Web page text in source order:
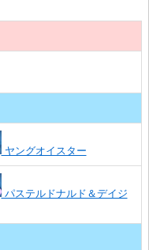
ヤングオイスター
パステルドナルド＆デイジ